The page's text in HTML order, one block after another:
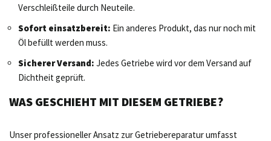
Verschleißteile durch Neuteile.
Sofort einsatzbereit: Ein anderes Produkt, das nur noch mit
Öl befüllt werden muss.
Sicherer Versand: Jedes Getriebe wird vor dem Versand auf
Dichtheit geprüft.
WAS GESCHIEHT MIT DIESEM GETRIEBE?
Unser professioneller Ansatz zur Getriebereparatur umfasst